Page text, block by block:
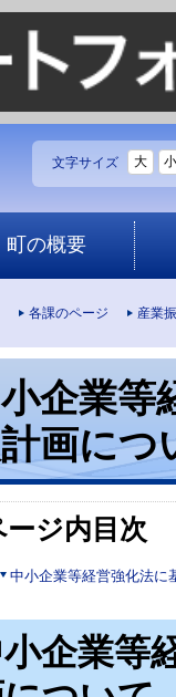
文字サイズ 大
町の概要
各課のページ 産業
企業等
画につ
ージ内目次
中小企業等経営強化法に
企業等